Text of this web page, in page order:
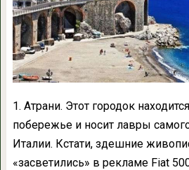
1. Атрани. Этот городок
побережье и носит лавры
Италии. Кстати, здешние
«засветились» в рекламе Fiat